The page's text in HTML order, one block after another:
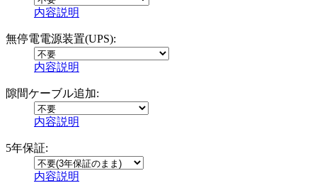
内容説明
無停電電源装置(UPS):
内容説明
隙間ケーブル追加:
内容説明
5年保証:
内容説明